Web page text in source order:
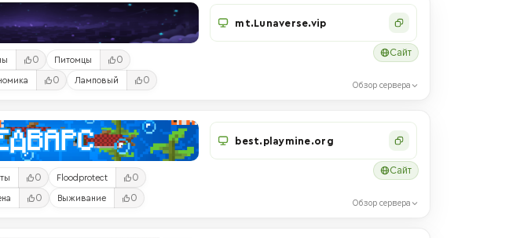
0 Питомцы 0
0 Ламповый 0
mt.Lunaverse.vip
Сайт
Обзор сервера
0 Floodprotect 0
0 Выживание 0
best.playmine.org
Сайт
Обзор сервера